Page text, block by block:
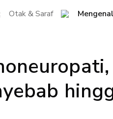
Otak & Saraf